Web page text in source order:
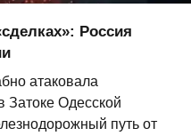
Россия
атаковала
Затоке Одесской
путь от